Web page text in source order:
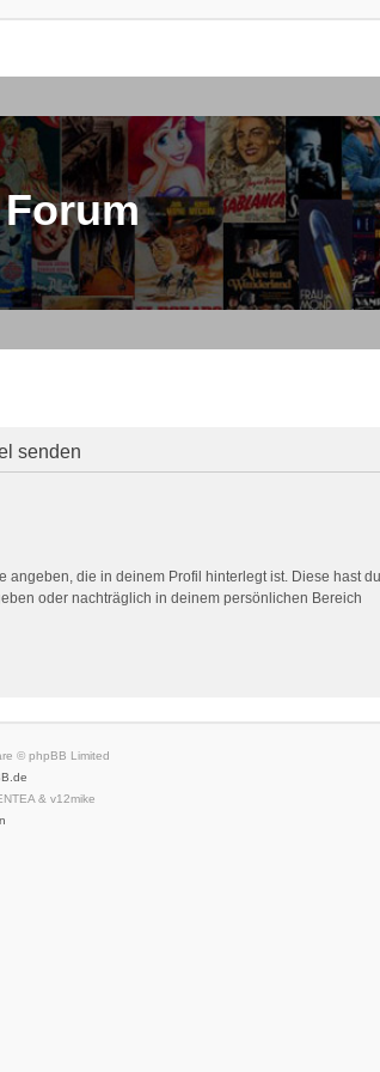
senden
angeben, die in deinem Profil hinterlegt ist. Diese hast du
oder nachträglich in deinem persönlichen Bereich
© phpBB Limited
& v12mike